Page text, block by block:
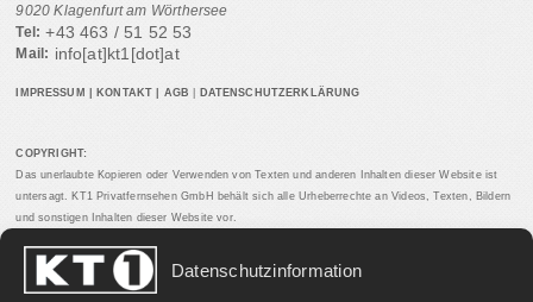
Datenschutzinformation
9020 Klagenfurt am Wörthersee
Tel: +43 463 / 51 52 53
Mail: info[at]kt1[dot]at
IMPRESSUM KONTAKT AGB DATENSCHUTZERKLÄRUNG
COPYRIGHT:
Das unerlaubte Kopieren oder Verwenden von Texten und anderen Inhalten dieser Website ist
untersagt. KT1 Privatfernsehen GmbH behält sich alle Urheberrechte an Videos, Texten, Bildern
und sonstigen Inhalten dieser Website vor.
PARTNERLINKS: